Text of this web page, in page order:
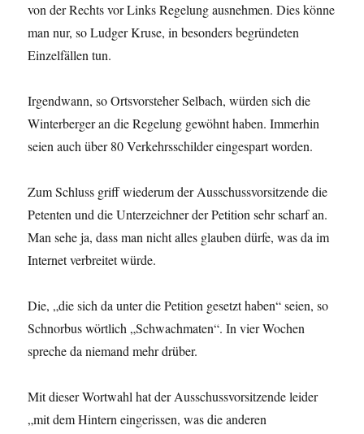
von der Rechts vor Links Regelung ausnehmen. Dies könne
man nur, so Ludger Kruse, in besonders begründeten
Einzelfällen tun.
Irgendwann, so Ortsvorsteher Selbach, würden sich die
Winterberger an die Regelung gewöhnt haben. Immerhin
seien auch über 80 Verkehrsschilder eingespart worden.
Zum Schluss griff wiederum der Ausschussvorsitzende die
Petenten und die Unterzeichner der Petition sehr scharf an.
Man sehe ja, dass man nicht alles glauben dürfe, was da im
Internet verbreitet würde.
Die, „die sich da unter die Petition gesetzt haben“ seien, so
Schnorbus wörtlich „Schwachmaten“. In vier Wochen
spreche da niemand mehr drüber.
Mit dieser Wortwahl hat der Ausschussvorsitzende leider
„mit dem Hintern eingerissen, was die anderen